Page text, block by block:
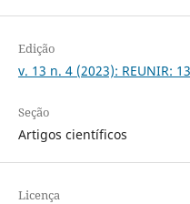
Edição
v. 13 n. 4 (2023): REUNIR:
Seção
Artigos científicos
Licença